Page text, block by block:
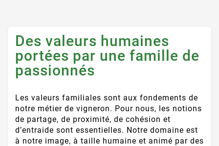
Des valeurs humaines
portées par une famille de
passionnés
Les valeurs familiales sont aux fondements de
notre métier de vigneron. Pour nous, les notions
de partage, de proximité, de cohésion et
d’entraide sont essentielles. Notre domaine est
à notre image, à taille humaine et animé par des